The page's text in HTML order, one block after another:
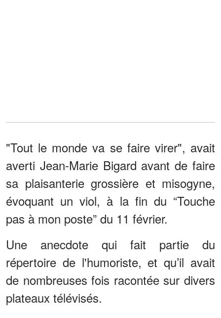
"Tout le monde va se faire virer", avait
averti Jean-Marie Bigard avant de faire
sa plaisanterie grossière et misogyne,
évoquant un viol, à la fin du “Touche
pas à mon poste” du 11 février.
Une anecdote qui fait partie du
répertoire de l'humoriste, et qu’il avait
de nombreuses fois racontée sur divers
plateaux télévisés.